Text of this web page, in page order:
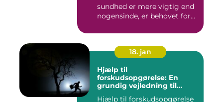
sundhed er mere vigtig end
nogensinde, er behovet for
18. jan
Hjælp til
forskudsopgørelse: En
grundig vejledning til
Hjælp til forskudsopgørelse